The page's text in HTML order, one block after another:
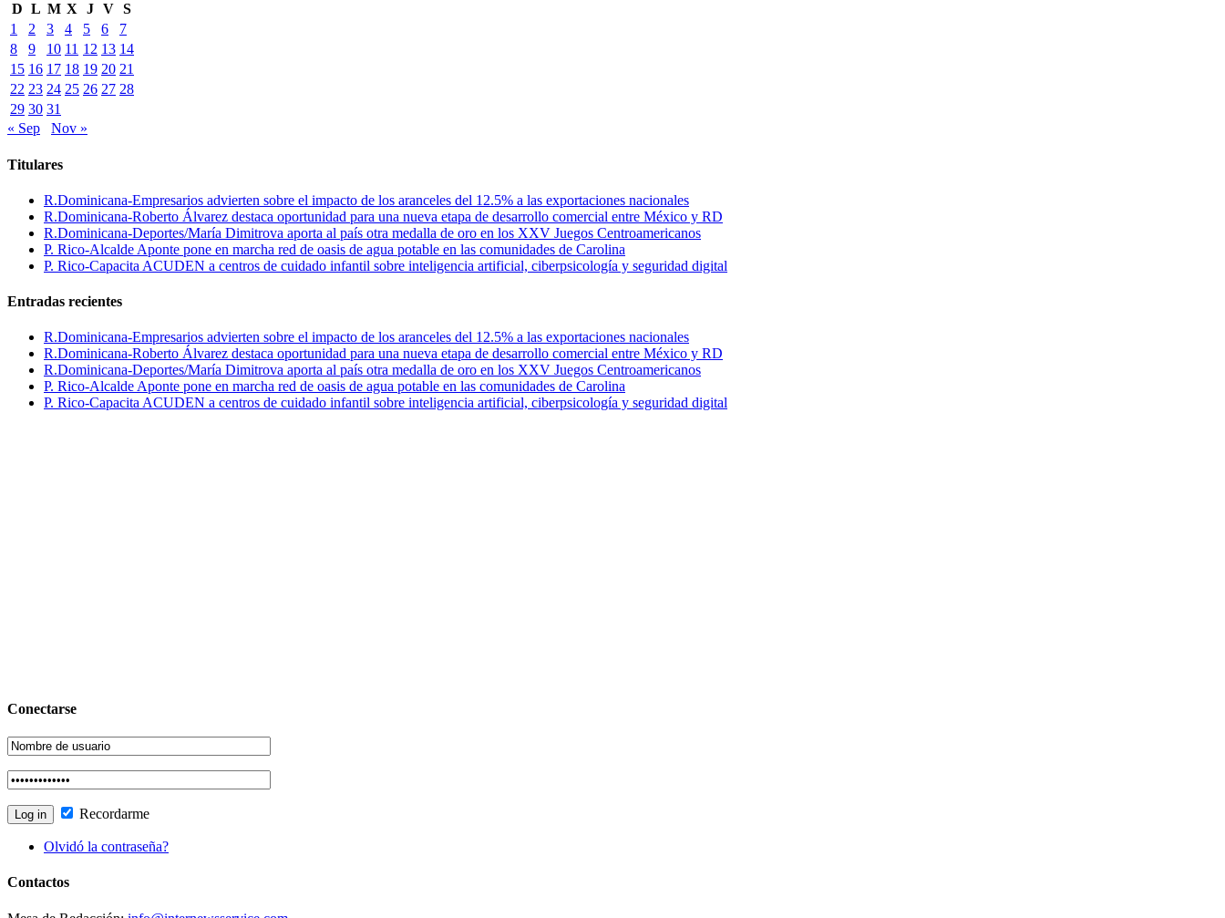
D L M X J V S
1
2 3 4 5 6
7
8
9 10 11 12 13 14
15 16 17 18 19 20 21
22 23 24 25 26 27 28
29 30 31
« Sep
Nov »
Titulares
R.Dominicana-Empresarios advierten sobre el impacto de los aranceles del 12.5% a las exportaciones nacionales
R.Dominicana-Roberto Álvarez destaca oportunidad para una nueva etapa de desarrollo comercial entre México y RD
R.Dominicana-Deportes/María Dimitrova aporta al país otra medalla de oro en los XXV Juegos Centroamericanos
P. Rico-Alcalde Aponte pone en marcha red de oasis de agua potable en las comunidades de Carolina
P. Rico-Capacita ACUDEN a centros de cuidado infantil sobre inteligencia artificial, ciberpsicología y seguridad digital
Entradas recientes
R.Dominicana-Empresarios advierten sobre el impacto de los aranceles del 12.5% a las exportaciones nacionales
R.Dominicana-Roberto Álvarez destaca oportunidad para una nueva etapa de desarrollo comercial entre México y RD
R.Dominicana-Deportes/María Dimitrova aporta al país otra medalla de oro en los XXV Juegos Centroamericanos
P. Rico-Alcalde Aponte pone en marcha red de oasis de agua potable en las comunidades de Carolina
P. Rico-Capacita ACUDEN a centros de cuidado infantil sobre inteligencia artificial, ciberpsicología y seguridad digital
Conectarse
Recordarme
Olvidó la contraseña?
Contactos